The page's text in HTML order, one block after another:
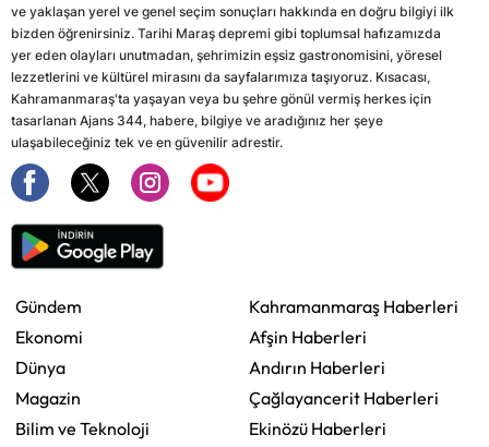
ve yaklaşan yerel ve genel seçim sonuçları hakkında en doğru bilgiyi ilk
bizden öğrenirsiniz. Tarihi Maraş depremi gibi toplumsal hafızamızda
yer eden olayları unutmadan, şehrimizin eşsiz gastronomisini, yöresel
lezzetlerini ve kültürel mirasını da sayfalarımıza taşıyoruz. Kısacası,
Kahramanmaraş'ta yaşayan veya bu şehre gönül vermiş herkes için
tasarlanan Ajans 344, habere, bilgiye ve aradığınız her şeye
ulaşabileceğiniz tek ve en güvenilir adrestir.
Gündem
Ekonomi
Dünya
Magazin
Bilim ve Teknoloji
Kahramanmaraş Haberleri
Afşin Haberleri
Andırın Haberleri
Çağlayancerit Haberleri
Ekinözü Haberleri